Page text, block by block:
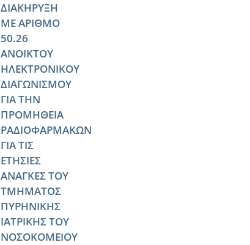
ΔΙΑΚΗΡΥΞΗ
ΜΕ ΑΡΙΘΜΟ
50.26
ΑΝΟΙΚΤΟΥ
ΗΛΕΚΤΡΟΝΙΚΟΥ
ΔΙΑΓΩΝΙΣΜΟΥ
ΓΙΑ ΤΗΝ
ΠΡΟΜΗΘΕΙΑ
ΡΑΔΙΟΦΑΡΜΑΚΩΝ
ΓΙΑ ΤΙΣ
ΕΤΗΣΙΕΣ
ΑΝΑΓΚΕΣ ΤΟΥ
ΤΜΗΜΑΤΟΣ
ΠΥΡΗΝΙΚΗΣ
ΙΑΤΡΙΚΗΣ ΤΟΥ
ΝΟΣΟΚΟΜΕΙΟΥ